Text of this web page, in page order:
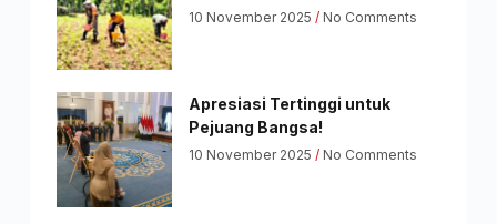
10 November 2025 No Comments
Apresiasi Tertinggi untuk
Pejuang Bangsa!
10 November 2025 No Comments